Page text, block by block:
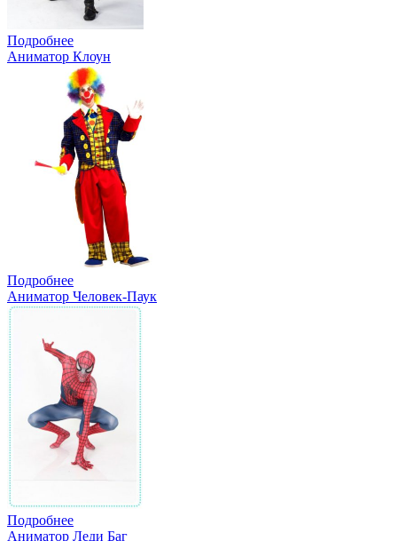
Подробнее
Аниматор Клоун
Подробнее
Аниматор Человек-Паук
Подробнее
Аниматор Леди Баг